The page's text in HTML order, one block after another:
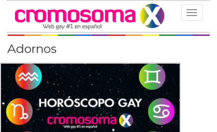
Toggle
Adornos